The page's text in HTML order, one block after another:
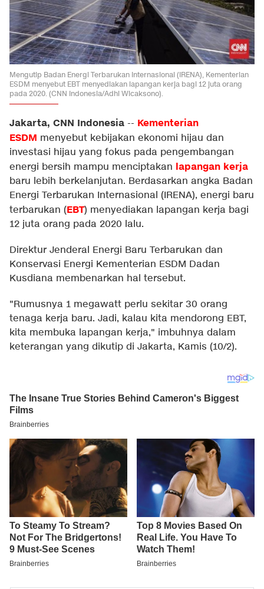
Mengutip Badan Energi Terbarukan Internasional (IRENA), Kementerian
ESDM menyebut EBT menyediakan lapangan kerja bagi 12 juta orang
pada 2020. (CNN Indonesia/Adhi Wicaksono).
Jakarta, CNN Indonesia -- Kementerian
ESDM menyebut kebijakan ekonomi hijau dan
investasi hijau yang fokus pada pengembangan
energi bersih mampu menciptakan lapangan kerja
baru lebih berkelanjutan. Berdasarkan angka Badan
Energi Terbarukan Internasional (IRENA), energi baru
terbarukan (EBT) menyediakan lapangan kerja bagi
12 juta orang pada 2020 lalu.
Direktur Jenderal Energi Baru Terbarukan dan
Konservasi Energi Kementerian ESDM Dadan
Kusdiana membenarkan hal tersebut.
"Rumusnya 1 megawatt perlu sekitar 30 orang
tenaga kerja baru. Jadi, kalau kita mendorong EBT,
kita membuka lapangan kerja," imbuhnya dalam
keterangan yang dikutip di Jakarta, Kamis (10/2).